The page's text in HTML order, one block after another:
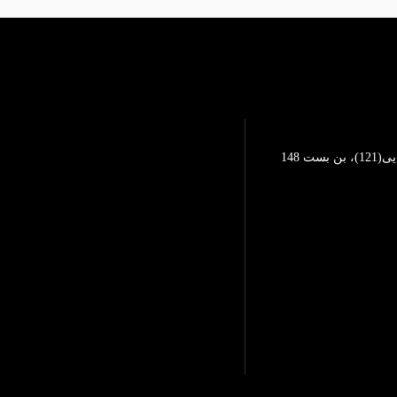
تهرانپارس، خیابان محمد رضایی(121)، بن بست 148